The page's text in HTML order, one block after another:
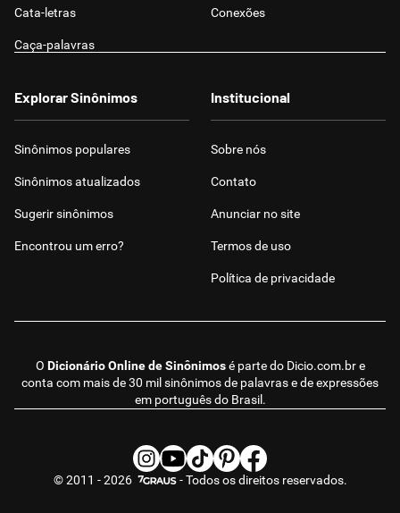
Cata-letras Conexões
Caça-palavras
O Dicionário Online de Sinônimosé parte do Dicio.com.bre
conta com mais de 30 mil sinônimos de palavras e de expressões
em português do Brasil.
Explorar Sinônimos
Sinônimos populares
Sinônimos atualizados
Sugerir sinônimos
Encontrou um erro?
Institucional
Sobre nós
Contato
Anunciar no site
Termos de uso
Política de privacidade
© 2011 - 2026 - Todos os direitos reservados.